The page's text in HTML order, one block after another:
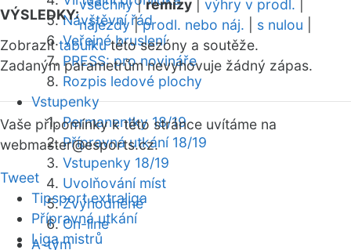
Návštěvní řád
Veřejné bruslení
PRESS: pro novináře
Rozpis ledové plochy
Vstupenky
Permanentky 18/19
Přípravná utkání 18/19
Vstupenky 18/19
Uvolňování míst
Zvýhodněné
On-line
A-tým
VÝSLEDKY:
všechny|remízy výhry v prodl.
nájezdy|prodl. nebo náj. s nulou
Zobrazittabulkutéto sezóny a soutěže.
Zadaným parametrům nevyhovuje žádný zápas.
Vaše připomínky k této stránce uvítáme na
webmaster@esports.cz.
Tweet
Tipsport extraliga
Přípravná utkání
Liga mistrů